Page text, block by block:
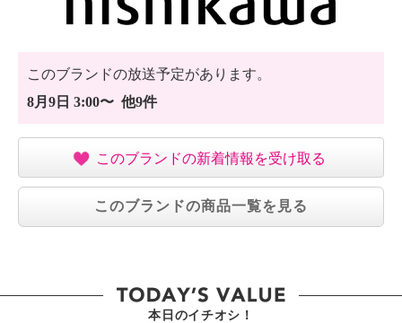
このブランドの放送予定があります。
8月9日 3:00〜 他9件
このブランドの新着情報を受け取る
このブランドの商品一覧を見る
本日のイチオシ！